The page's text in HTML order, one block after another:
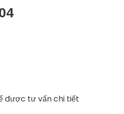
được tư vấn chi tiết